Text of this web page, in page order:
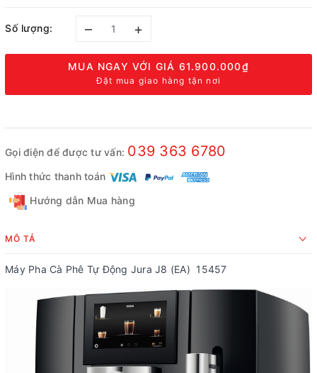
Số lượng: – +
MUA NGAY VỚI GIÁ 61.900.000₫
Đặt mua giao hàng tận nơi
Gọi điện để được tư vấn: 039 363 6780
Hình thức thanh toán
Hướng dẫn Mua hàng
MÔ TẢ
Máy Pha Cà Phê Tự Động Jura J8 (EA) 15457